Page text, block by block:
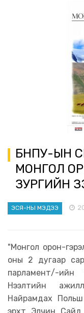
БНПУ-ЫН
МОНГОЛ
ЗУРГИЙН
ЭСЯ-НЫ МЭДЭЭ
"Монгол орон-
оны 2 дугаар
парламент/-
Нээлтийн
Найрамдах